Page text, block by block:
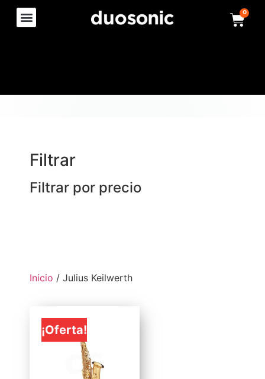
0
Filtrar
Filtrar por precio
Inicio / Julius Keilwerth
¡Oferta!